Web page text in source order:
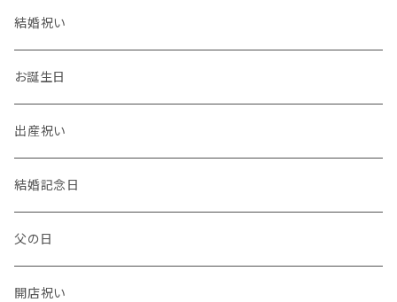
温度計・湿度計
花瓶 / フラワーベース
携帯・スマホアクセサリー
小物
お皿
カトラリー
トレー
キッチンタオル
ブローチ
イヤーカフ
バングル
結婚祝い
お誕生日
出産祝い
結婚記念日
父の日
開店祝い